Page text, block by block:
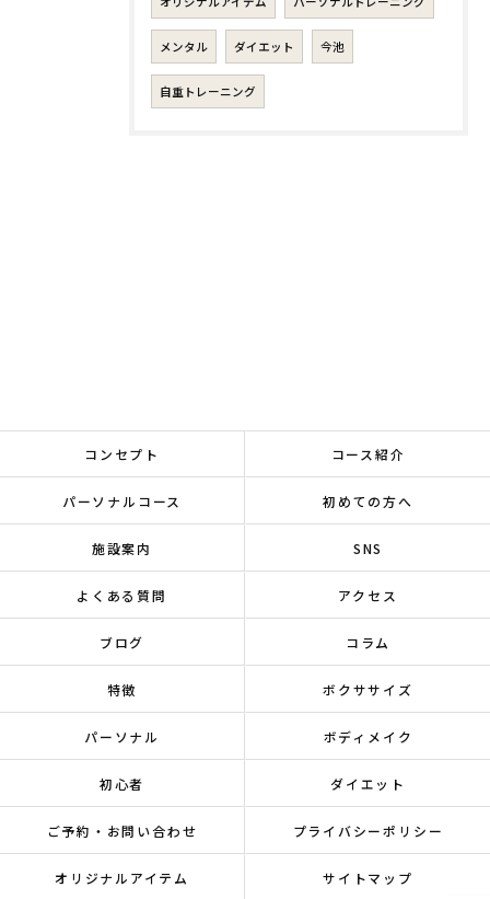
メンタル ダイエット 今池
自重トレーニング
コンセプト コース紹介
パーソナルコース 初めての方へ
施設案内 SNS
よくある質問 アクセス
ブログ コラム
特徴 ボクササイズ
パーソナル ボディメイク
初心者 ダイエット
ご予約・お問い合わせ プライバシーポリシー
オリジナルアイテム サイトマップ